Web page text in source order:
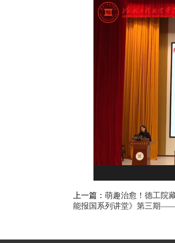
上一篇： 萌趣治愈！德工院
能报国系列讲堂》第三期